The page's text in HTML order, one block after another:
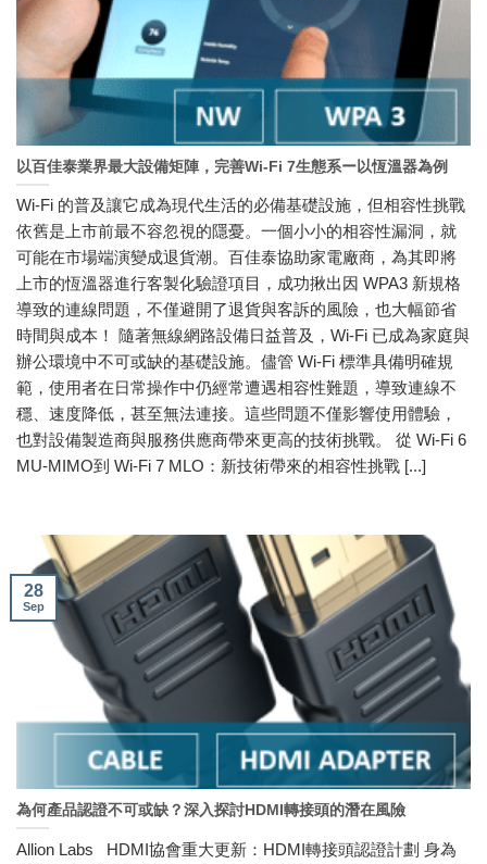
以百佳泰業界最大設備矩陣，完善Wi-Fi 7生態系ー以恆溫器為例
Wi-Fi 的普及讓它成為現代生活的必備基礎設施，但相容性挑戰
依舊是上市前最不容忽視的隱憂。一個小小的相容性漏洞，就
可能在市場端演變成退貨潮。百佳泰協助家電廠商，為其即將
上市的恆溫器進行客製化驗證項目，成功揪出因 WPA3 新規格
導致的連線問題，不僅避開了退貨與客訴的風險，也大幅節省
時間與成本！ 隨著無線網路設備日益普及，Wi-Fi 已成為家庭與
辦公環境中不可或缺的基礎設施。儘管 Wi-Fi 標準具備明確規
範，使用者在日常操作中仍經常遭遇相容性難題，導致連線不
穩、速度降低，甚至無法連接。這些問題不僅影響使用體驗，
也對設備製造商與服務供應商帶來更高的技術挑戰。 從 Wi-Fi 6
MU-MIMO到 Wi-Fi 7 MLO：新技術帶來的相容性挑戰 [...]
為何產品認證不可或缺？深入探討HDMI轉接頭的潛在風險
Allion Labs HDMI協會重大更新：HDMI轉接頭認證計劃 身為
28
Sep